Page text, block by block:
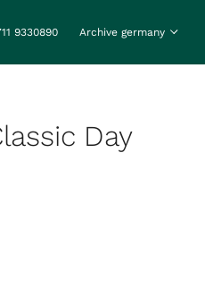
9330890 Archive germany
Day